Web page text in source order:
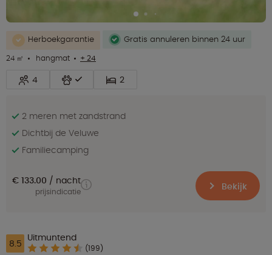
Herboekgarantie
Gratis annuleren binnen 24 uur
24 ㎡
hangmat + 24
4 2
2 meren met zandstrand
Dichtbij de Veluwe
Familiecamping
€ 133.00 nacht
prijsindicatie Bekijk
8.5 Uitmuntend
(199)